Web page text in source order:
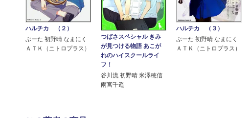
ハルチカ （２）
ぶーた 初野晴 なまにく
ＡＴＫ（ニトロプラス）
つばさスペシャル きみ
が見つける物語 あこが
れのハイスクールライ
フ！
谷川流 初野晴 米澤穂信
雨宮千遥
ハルチカ （３）
ぶーた 初野晴 なまにく
ＡＴＫ（ニトロプラス）